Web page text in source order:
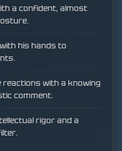
a confident, almost
his hands to
reactions with a knowing
comment.
rigor and a